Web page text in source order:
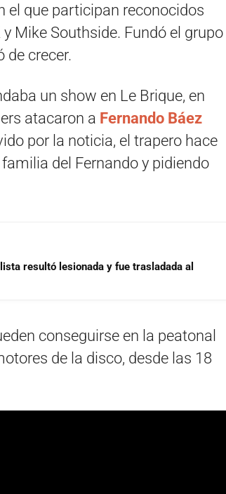
el que participan reconocidos
Mike Southside. Fundó el grupo
de crecer.
un show en Le Brique, en
atacaron a Fernando Báez
por la noticia, el trapero hace
del Fernando y pidiendo
resultó lesionada y fue trasladada al
conseguirse en la peatonal
de la disco, desde las 18